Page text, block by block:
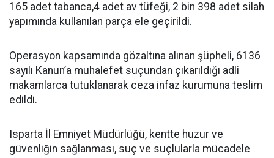
165 adet tabanca,4 adet av tüfeği, 2 bin 398 adet silah
yapımında kullanılan parça ele geçirildi.
Operasyon kapsamında gözaltına alınan şüpheli, 6136
sayılı Kanun’a muhalefet suçundan çıkarıldığı adli
makamlarca tutuklanarak ceza infaz kurumuna teslim
edildi.
Isparta İl Emniyet Müdürlüğü, kentte huzur ve
güvenliğin sağlanması, suç ve suçlularla mücadele